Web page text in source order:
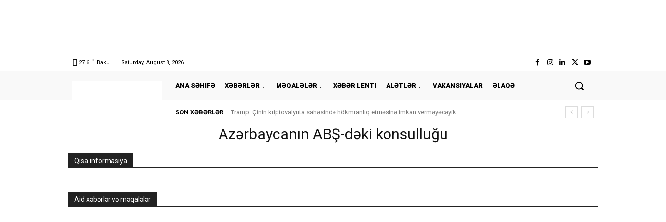
27.6 C Baku Saturday, August 8, 2026
ANA SƏHIFƏ XƏBƏRLƏR MƏQALƏLƏR XƏBƏR LENTI ALƏTLƏR VAKANSIYALAR ƏLAQƏ
SON XƏBƏRLƏR Tramp: Çinin kriptovalyuta sahəsində hökmranlıq etməsinə imkan verməyəcəyik
Azərbaycanın ABŞ-dəki konsulluğu
Qisa informasiya
Aid xəbərlər və məqalələr